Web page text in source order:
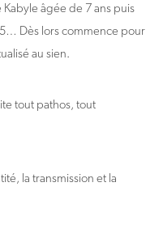
Kabyle âgée de 7 ans puis
Dès lors commence pour
au sien.
tout pathos, tout
la transmission et la